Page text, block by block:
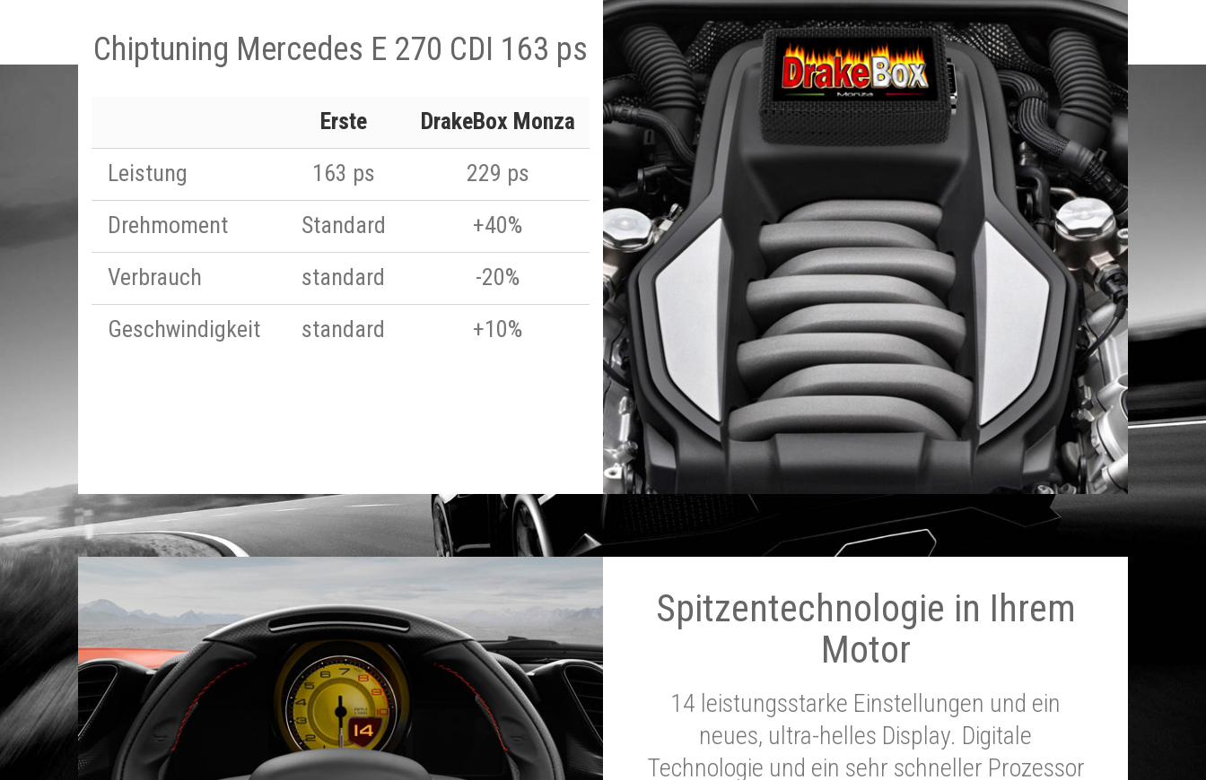
Chiptuning Mercedes E 270 CDI 163 ps
Erste
DrakeBox Monza
Leistung
163 ps
229 ps
Drehmoment
Standard
+40%
Verbrauch
standard
-20%
Geschwindigkeit
standard +10%
Spitzentechnologie in Ihrem
Motor
14 leistungsstarke Einstellungen und ein
neues, ultra-helles Display. Digitale
Technologie und ein sehr schneller Prozessor